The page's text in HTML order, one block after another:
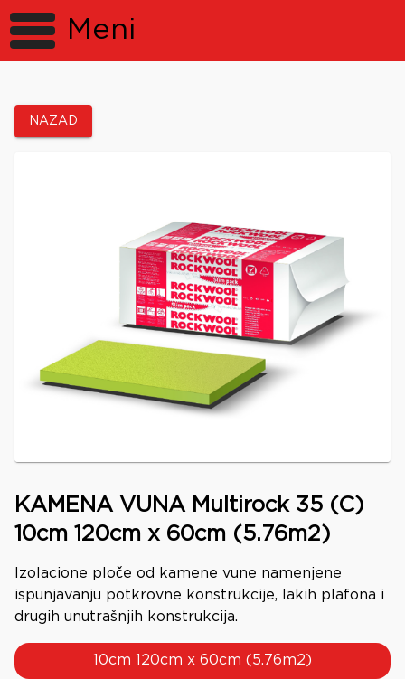
Meni
NAZAD
KAMENA VUNA Multirock 35 (C)
10cm 120cm x 60cm (5.76m2)
Izolacione ploče od kamene vune namenjene
ispunjavanju potkrovne konstrukcije, lakih plafona i
drugih unutrašnjih konstrukcija.
10cm 120cm x 60cm (5.76m2)